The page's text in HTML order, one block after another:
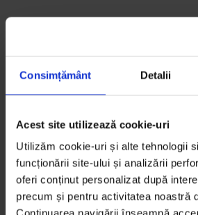
Consimțământ Detalii
Acest site utilizează cookie-uri
Utilizăm cookie-uri și alte tehnologii
funcționării site-ului și analizării
oferi conținut personalizat după
precum și pentru activitatea noastră